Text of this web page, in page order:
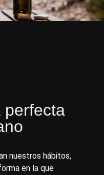
perfecta
nuestros hábitos,
en la que